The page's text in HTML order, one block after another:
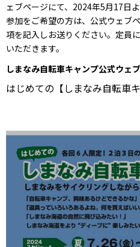
ェブページにて、2024年5月17日
参加をご希望の方は、公式ウェブ
項を記入しお送りください。定員
いただきます。
しまなみ自転車キャンプ公式ウェ
はじめての【しまなみ自転車